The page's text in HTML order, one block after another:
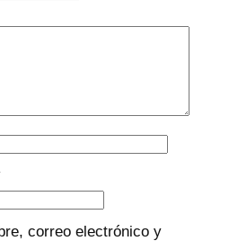
correo electrónico y